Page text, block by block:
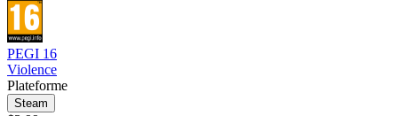
PEGI 16
Violence
Plateforme
Steam